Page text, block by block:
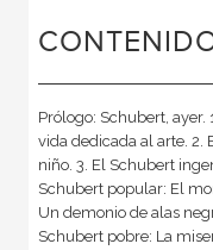
Prólogo: Schubert, ayer.
vida dedicada al arte. 2.
niño. 3. El Schubert
Schubert popular: El
Un demonio de alas
Schubert pobre: La